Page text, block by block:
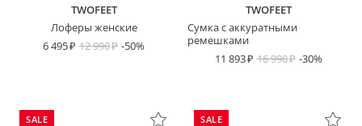
TWOFEET
Лоферы женские
6 495
12 990 -50%
TWOFEET
Сумка с аккуратными
ремешками
11 893
16 990 -30%
SALE SALE